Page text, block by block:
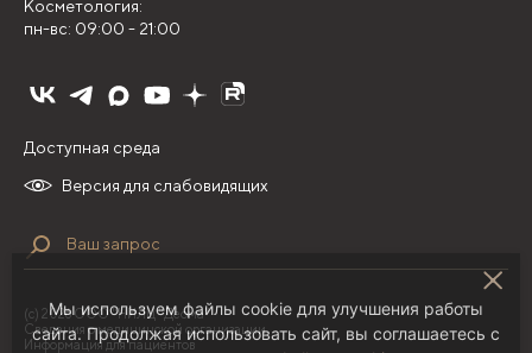
Косметология:
пн-вс: 09:00 - 21:00
Версия для слабовидящих
Доступная среда
(с) 2026 ООО "НИЛЦ "Деома"
Сведения о медицинской организации
Информация для пациентов
Мы используем файлы cookie для улучшения работы
сайта. Продолжая использовать сайт, вы соглашаетесь с